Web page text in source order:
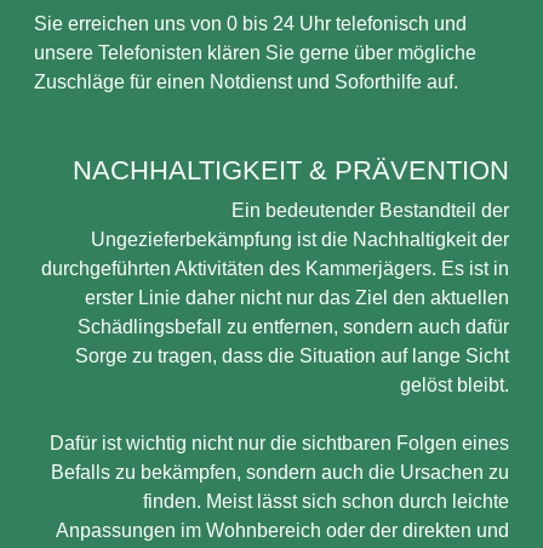
Sie erreichen uns von 0 bis 24 Uhr telefonisch und
unsere Telefonisten klären Sie gerne über mögliche
Zuschläge für einen Notdienst und Soforthilfe auf.
NACHHALTIGKEIT & PRÄVENTION
Ein bedeutender Bestandteil der
Ungezieferbekämpfung ist die Nachhaltigkeit der
durchgeführten Aktivitäten des Kammerjägers. Es ist in
erster Linie daher nicht nur das Ziel den aktuellen
Schädlingsbefall zu entfernen, sondern auch dafür
Sorge zu tragen, dass die Situation auf lange Sicht
gelöst bleibt.
Dafür ist wichtig nicht nur die sichtbaren Folgen eines
Befalls zu bekämpfen, sondern auch die Ursachen zu
finden. Meist lässt sich schon durch leichte
Anpassungen im Wohnbereich oder der direkten und